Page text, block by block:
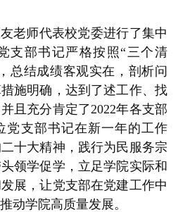
老师代表校党委进行了集中
支部书记严格按照“三个清
总结成绩客观实在，剖析问
施明确，达到了述工作、找
且充分肯定了2022年各支部
党支部书记在新一年的工作
十大精神，践行为民服务宗
领学促学，立足学院实际和
展，让党支部在党建工作中
动学院高质量发展。